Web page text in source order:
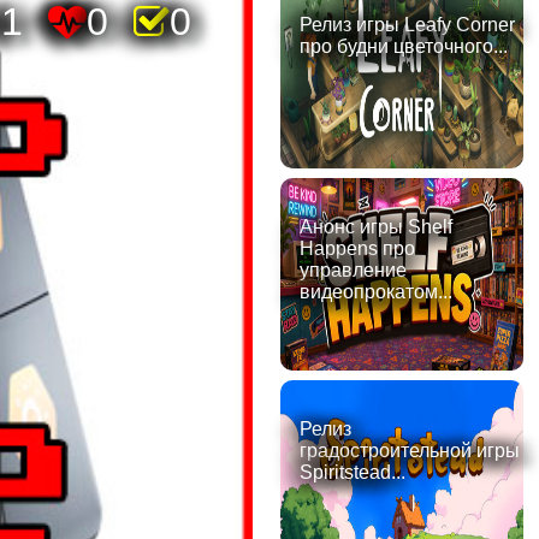
0 0
Релиз игры Leafy Corner
про будни цветочного...
Анонс игры Shelf
Happens про
управление
видеопрокатом...
Релиз
градостроительной игры
Spiritstead...